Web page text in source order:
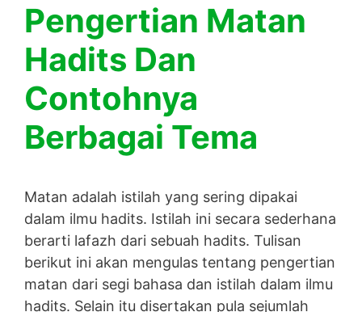
Pengertian Matan
Hadits Dan
Contohnya
Berbagai Tema
Matan adalah istilah yang sering dipakai
dalam ilmu hadits. Istilah ini secara sederhana
berarti lafazh dari sebuah hadits. Tulisan
berikut ini akan mengulas tentang pengertian
matan dari segi bahasa dan istilah dalam ilmu
hadits. Selain itu disertakan pula sejumlah